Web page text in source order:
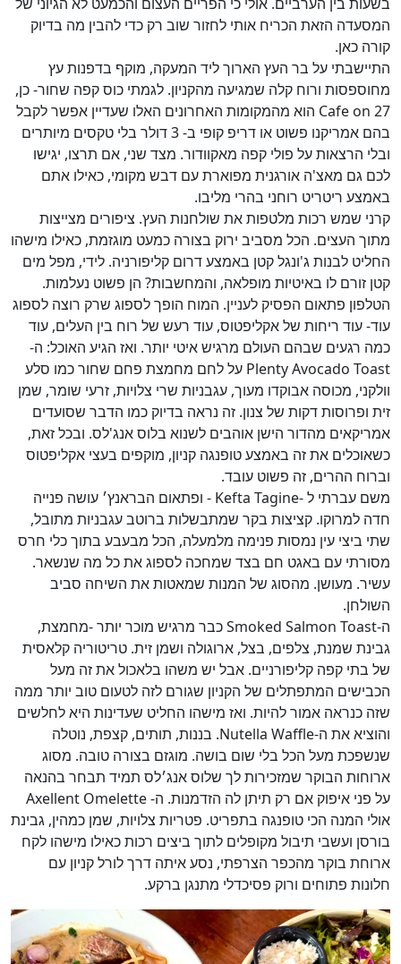
המסעדה הזאת הכריח אותי לחזור שוב רק כדי להבין מה בדיוק
קורה כאן.
התיישבתי על בר העץ הארוך ליד המעקה, מוקף בדפנות עץ
מחוספסות ורוח קלה שמגיעה מהקניון. לגמתי כוס קפה שחור- כן,
Cafe on 27 הוא מהמקומות האחרונים האלו שעדיין אפשר לקבל
בהם אמריקנו פשוט או דריפ קופי ב- 3 דולר בלי טקסים מיותרים
ובלי הרצאות על פולי קפה מאקוודור. מצד שני, אם תרצו, יגישו
לכם גם מאצ'ה אורגנית מפוארת עם דבש מקומי, כאילו אתם
באמצע ריטריט רוחני בהרי מליבו.
קרני שמש רכות מלטפות את שולחנות העץ. ציפורים מצייצות
מתוך העצים. הכל מסביב ירוק בצורה כמעט מוגזמת, כאילו מישהו
החליט לבנות ג'ונגל קטן באמצע דרום קליפורניה. לידי, מפל מים
קטן זורם לו באיטיות מופלאה, והמחשבות? הן פשוט נעלמות.
הטלפון פתאום הפסיק לעניין. המוח הופך לספוג שרק רוצה לספוג
עוד- עוד ריחות של אקליפטוס, עוד רעש של רוח בין העלים, עוד
כמה רגעים שבהם העולם מרגיש איטי יותר. ואז הגיע האוכל: ה-
Plenty Avocado Toast על לחם מחמצת פחם שחור כמו סלע
וולקני, מכוסה אבוקדו מעוך, עגבניות שרי צלויות, זרעי שומר, שמן
זית ופרוסות דקות של צנון. זה נראה בדיוק כמו הדבר שסועדים
אמריקאים מהדור הישן אוהבים לשנוא בלוס אנג'לס. ובכל זאת,
כשאוכלים את זה באמצע טופנגה קניון, מוקפים בעצי אקליפטוס
וברוח ההרים, זה פשוט עובד.
משם עברתי ל -Kefta Tagine - ופתאום הבראנץ׳ עושה פנייה
חדה למרוקו. קציצות בקר שמתבשלות ברוטב עגבניות מתובל,
שתי ביצי עין נמסות פנימה מלמעלה, הכל מבעבע בתוך כלי חרס
מסורתי עם באגט חם בצד שמחכה לספוג את כל מה שנשאר.
עשיר. מעושן. מהסוג של המנות שמאטות את השיחה סביב
השולחן.
ה-Smoked Salmon Toast כבר מרגיש מוכר יותר -מחמצת,
גבינת שמנת, צלפים, בצל, ארוגולה ושמן זית. טריטוריה קלאסית
של בתי קפה קליפורניים. אבל יש משהו בלאכול את זה מעל
הכבישים המתפתלים של הקניון שגורם לזה לטעום טוב יותר ממה
שזה כנראה אמור להיות. ואז מישהו החליט שעדינות היא לחלשים
והוציא את ה-Nutella Waffle. בננות, תותים, קצפת, נוטלה
שנשפכת מעל הכל בלי שום בושה. מוגזם בצורה טובה. מסוג
ארוחות הבוקר שמזכירות לך שלוס אנג׳לס תמיד תבחר בהנאה
על פני איפוק אם רק תיתן לה הזדמנות. ה- Axellent Omelette
אולי המנה הכי טופנגה בתפריט. פטריות צלויות, שמן כמהין, גבינת
בורסן ועשבי תיבול מקופלים לתוך ביצים רכות כאילו מישהו לקח
ארוחת בוקר מהכפר הצרפתי, נסע איתה דרך לורל קניון עם
חלונות פתוחים ורוק פסיכדלי מתנגן ברקע.